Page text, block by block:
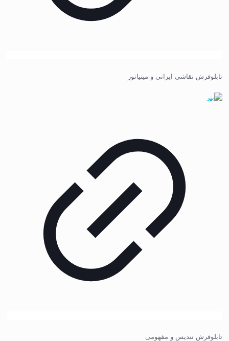
تابلوفرش نقاشی ایرانی و مینیاتور
تابلوفرش تندیس و مفهومی